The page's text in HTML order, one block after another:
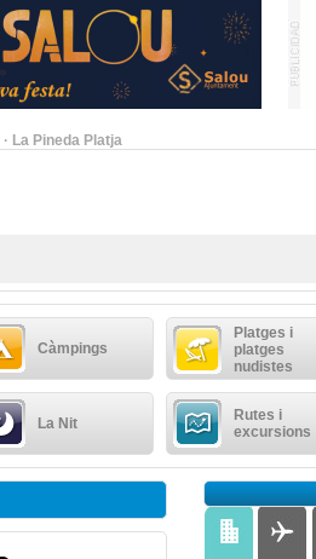
· La Pineda Platja
Càmpings
Platges i
platges
nudistes
La Nit
Rutes i
excursions